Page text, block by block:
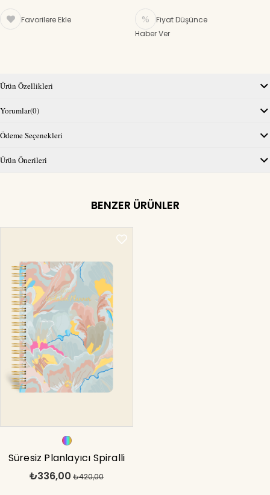
Favorilere Ekle
Fiyat Düşünce
Haber Ver
Ürün Özellikleri
Yorumlar(0)
Ödeme Seçenekleri
Ürün Önerileri
BENZER ÜRÜNLER
Süresiz Planlayıcı Spiralli
Ajanda Defter Lotus 17x24
₺336,00 ₺420,00